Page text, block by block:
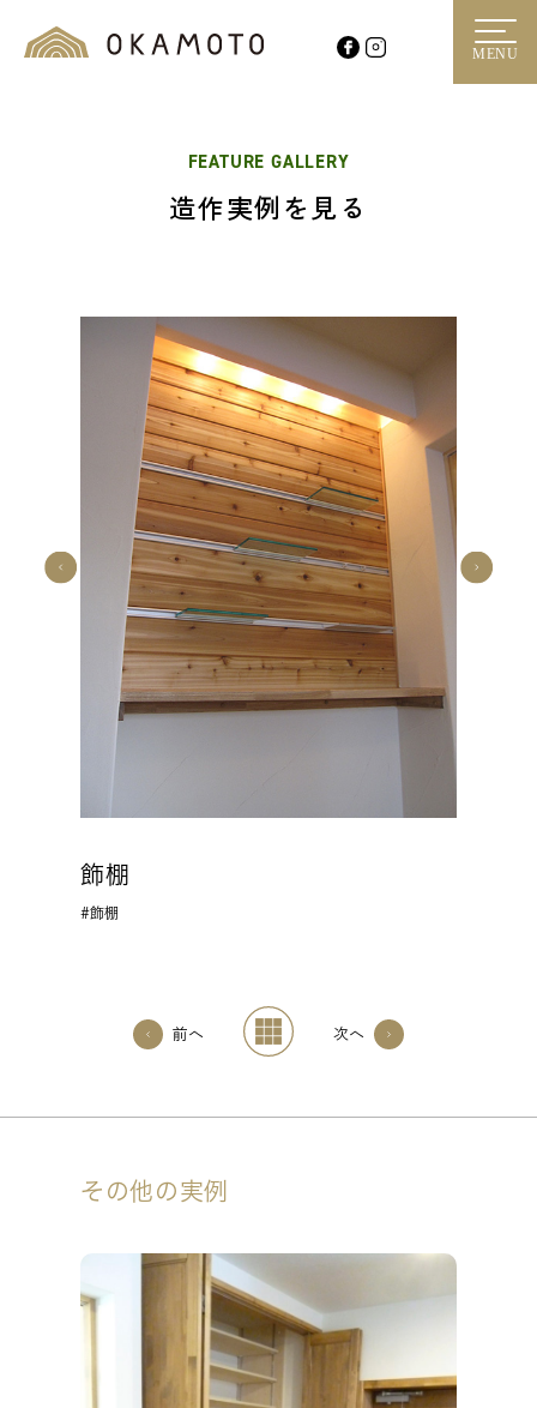
MENU
FEATURE GALLERY
造作実例を見る
飾棚
飾棚
前へ 次へ
その他の実例